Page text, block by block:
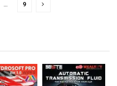
… 9